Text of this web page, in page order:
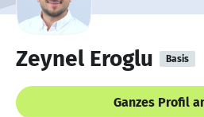
Zeynel Eroglu Basis
Ganzes Profil